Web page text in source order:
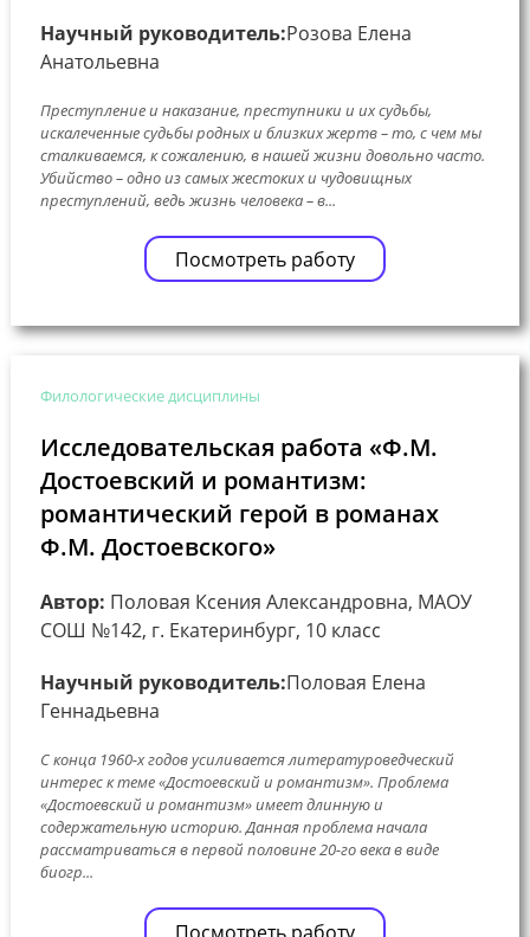
Научный руководитель:Розова Елена
Анатольевна
Преступление и наказание, преступники и их судьбы,
искалеченные судьбы родных и близких жертв – то, с чем мы
сталкиваемся, к сожалению, в нашей жизни довольно часто.
Убийство – одно из самых жестоких и чудовищных
преступлений, ведь жизнь человека – в...
Посмотреть работу
Филологические дисциплины
Исследовательская работа «Ф.М.
Достоевский и романтизм:
романтический герой в романах
Ф.М. Достоевского»
Автор: Половая Ксения Александровна, МАОУ
СОШ №142, г. Екатеринбург, 10 класс
Научный руководитель:Половая Елена
Геннадьевна
С конца 1960-х годов усиливается литературоведческий
интерес к теме «Достоевский и романтизм». Проблема
«Достоевский и романтизм» имеет длинную и
содержательную историю. Данная проблема начала
рассматриваться в первой половине 20-го века в виде
биогр...
Посмотреть работу